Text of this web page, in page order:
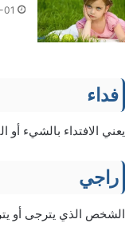
01
فداء
يعني الافتداء بالشيء أو
راجي
الشخص الذي يترجى أو